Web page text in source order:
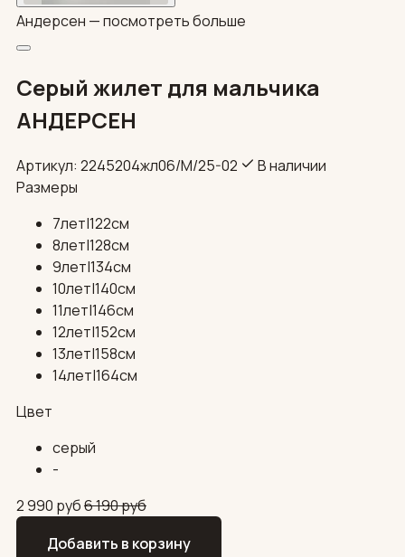
Андерсен —посмотреть больше
Серый жилет для мальчика
АНДЕРСЕН
Артикул: 2245204жл06/М/25-02
В наличии
Размеры
7лет|122см
8лет|128см
9лет|134см
10лет|140см
11лет|146см
12лет|152см
13лет|158см
14лет|164см
Цвет
серый
-
2 990 руб6 190руб
Добавить в корзину